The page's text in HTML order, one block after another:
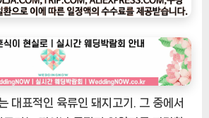
대표적인 육류인 돼지고기. 그 중에서